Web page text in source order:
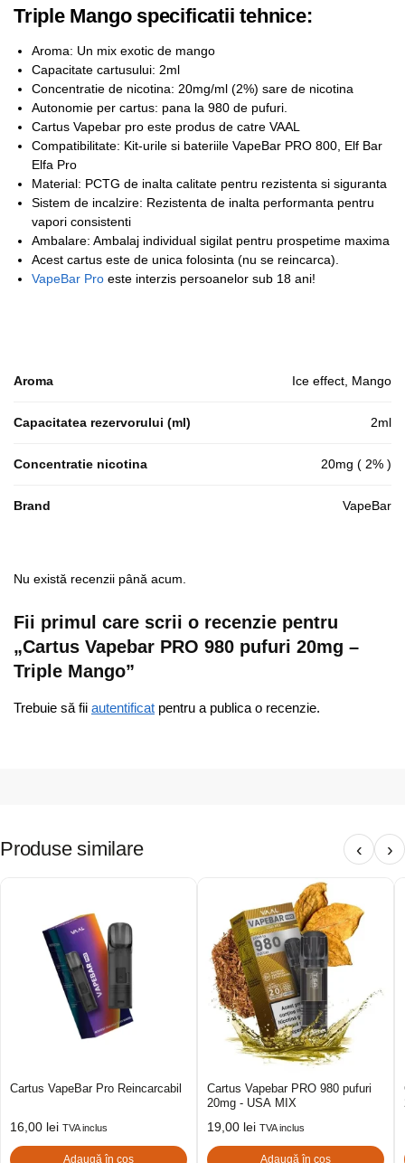
Triple Mango specificatii tehnice:
Aroma: Un mix exotic de mango
Capacitate cartusului: 2ml
Concentratie de nicotina: 20mg/ml (2%) sare de nicotina
Autonomie per cartus: pana la 980 de pufuri.
Cartus Vapebar pro este produs de catre VAAL
Compatibilitate: Kit-urile si bateriile VapeBar PRO 800, Elf Bar
Elfa Pro
Material: PCTG de inalta calitate pentru rezistenta si siguranta
Sistem de incalzire: Rezistenta de inalta performanta pentru
vapori consistenti
Ambalare: Ambalaj individual sigilat pentru prospetime maxima
Acest cartus este de unica folosinta (nu se reincarca).
VapeBar Pro este interzis persoanelor sub 18 ani!
Aroma Ice effect, Mango
Capacitatea rezervorului (ml) 2ml
Concentratie nicotina 20mg ( 2% )
Brand VapeBar
Nu există recenzii până acum.
Fii primul care scrii o recenzie pentru
„Cartus Vapebar PRO 980 pufuri 20mg –
Triple Mango”
Trebuie să fii autentificat pentru a publica o recenzie.
Produse similare ‹ ›
Cartus VapeBar Pro Reincarcabil
16,00 lei TVA inclus
Adaugă în coș
Cartus Vapebar PRO 980 pufuri
20mg - USA MIX
19,00 lei TVA inclus
Adaugă în coș